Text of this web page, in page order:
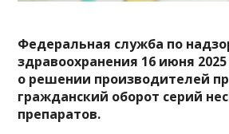
Федеральная служба по
здравоохранения 16 июня
о решении производителей
гражданский оборот серий
препаратов.